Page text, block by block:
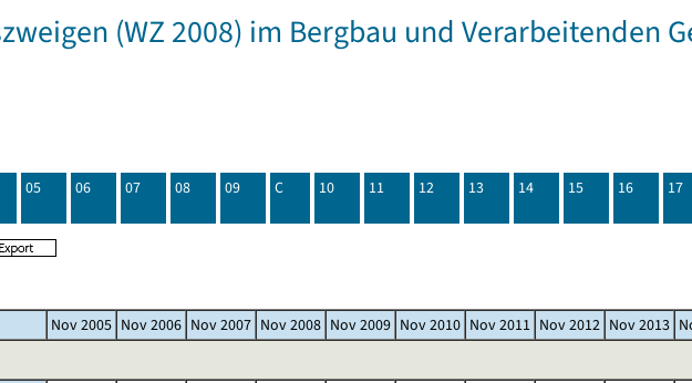
(WZ 2008) im Bergbau und Verarbeitenden
05 06 07 08 09 C 10 11 12 13 14 15 16 17
Nov 2005 Nov 2006 Nov 2007 Nov 2008 Nov 2009 Nov 2010 Nov 2011 Nov 2012 Nov 2013